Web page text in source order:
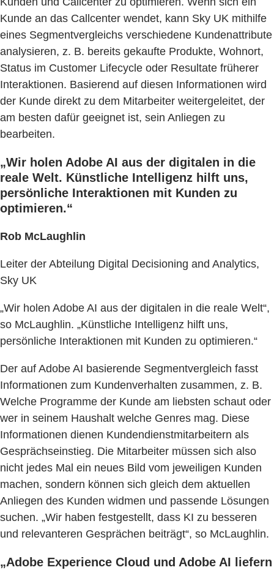
Kunde an das Callcenter wendet, kann Sky UK mithilfe
eines Segmentvergleichs verschiedene Kundenattribute
analysieren, z. B. bereits gekaufte Produkte, Wohnort,
Status im Customer Lifecycle oder Resultate früherer
Interaktionen. Basierend auf diesen Informationen wird
der Kunde direkt zu dem Mitarbeiter weitergeleitet, der
am besten dafür geeignet ist, sein Anliegen zu
bearbeiten.
„Wir holen Adobe AI aus der digitalen in die
reale Welt. Künstliche Intelligenz hilft uns,
persönliche Interaktionen mit Kunden zu
optimieren.“
Rob McLaughlin
Leiter der Abteilung Digital Decisioning and Analytics,
Sky UK
„Wir holen Adobe AI aus der digitalen in die reale Welt“,
so McLaughlin. „Künstliche Intelligenz hilft uns,
persönliche Interaktionen mit Kunden zu optimieren.“
Der auf Adobe AI basierende Segmentvergleich fasst
Informationen zum Kundenverhalten zusammen, z. B.
Welche Programme der Kunde am liebsten schaut oder
wer in seinem Haushalt welche Genres mag. Diese
Informationen dienen Kundendienstmitarbeitern als
Gesprächseinstieg. Die Mitarbeiter müssen sich also
nicht jedes Mal ein neues Bild vom jeweiligen Kunden
machen, sondern können sich gleich dem aktuellen
Anliegen des Kunden widmen und passende Lösungen
suchen. „Wir haben festgestellt, dass KI zu besseren
und relevanteren Gesprächen beiträgt“, so McLaughlin.
„Adobe Experience Cloud und Adobe AI liefern